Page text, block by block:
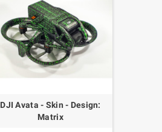
DJI Avata - Skin - Design:
Matrix